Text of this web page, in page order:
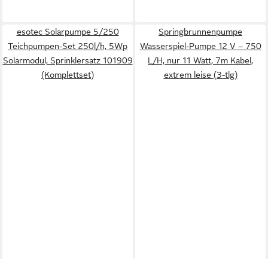
esotec Solarpumpe 5/250
Teichpumpen-Set 250l/h, 5Wp
Solarmodul, Sprinklersatz 101909
(Komplettset)
Springbrunnenpumpe
Wasserspiel-Pumpe 12 V – 750
L/H, nur 11 Watt, 7m Kabel,
extrem leise (3-tlg)